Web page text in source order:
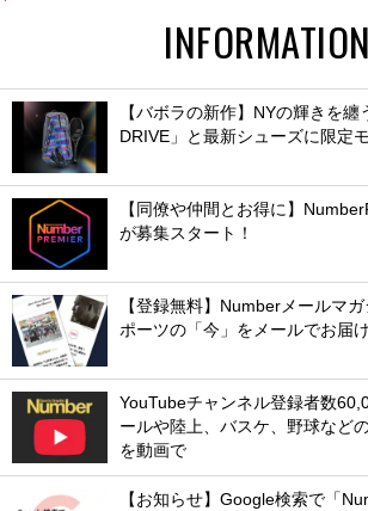
INFORMATION
【バボラの新作】NYの輝きを纏
DRIVE」と最新シューズに限定
【同僚や仲間とお得に】
が募集スタート！
【登録無料】Numberメールマ
ポーツの「今」をメールでお届け
YouTubeチャンネル登録者数
ールや陸上、バスケ、野球など
を動画で
【お知らせ】Google検索で「